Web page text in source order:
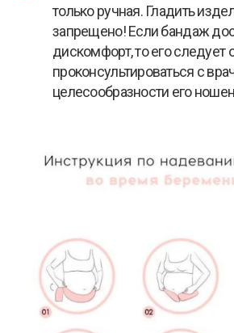
только ручная. Гладить
запрещено! Если бандаж
дискомфорт, то его следует
проконсультироваться с
целесообразности его